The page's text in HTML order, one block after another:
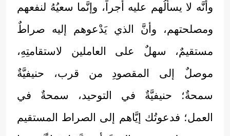
وأنَّه لا يسألُهم عليه أجراً، وإنَّما سعيُهُ لنفعهم
ومصلحتهم، وأنَّ الذي يَدْعوهم إليه صراطٌ
مستقيمٌ، سهلٌ على العاملين لاستقامتِهِ،
موصلٌ إلى المقصودِ من قرب، حنيفيَّةٌ
سمحةٌ؛ حنيفيَّةٌ في التوحيد، سمحةٌ في
العمل؛ فدعوتُك إيَّاهم إلى الصراط المستقيم